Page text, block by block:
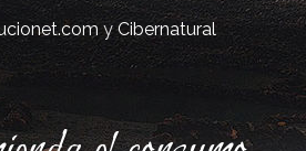
yCibernatural